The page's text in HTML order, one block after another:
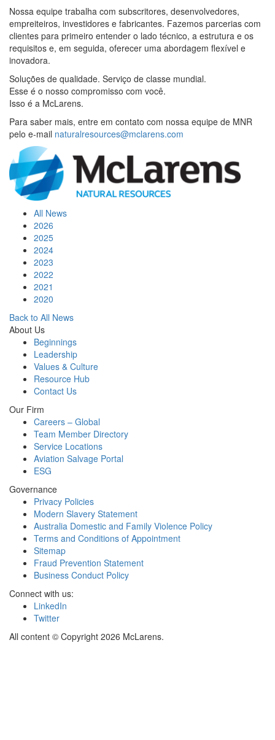
Nossa equipe trabalha com subscritores, desenvolvedores,
empreiteiros, investidores e fabricantes. Fazemos parcerias com
clientes para primeiro entender o lado técnico, a estrutura e os
requisitos e, em seguida, oferecer uma abordagem flexível e
inovadora.
Soluções de qualidade. Serviço de classe mundial.
Esse é o nosso compromisso com você.
Isso é a McLarens.
Para saber mais, entre em contato com nossa equipe de MNR
pelo e-mail naturalresources@mclarens.com
All News
2026
2025
2024
2023
2022
2021
2020
Back to All News
About Us
Beginnings
Leadership
Values & Culture
Resource Hub
Contact Us
Our Firm
Careers – Global
Team Member Directory
Service Locations
Aviation Salvage Portal
ESG
Governance
Privacy Policies
Modern Slavery Statement
Australia Domestic and Family Violence Policy
Terms and Conditions of Appointment
Sitemap
Fraud Prevention Statement
Business Conduct Policy
Connect with us:
LinkedIn
Twitter
All content © Copyright 2026 McLarens.